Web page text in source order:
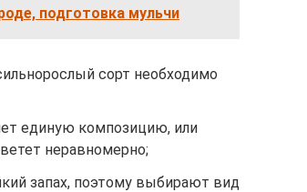
подготовка мульчи
сорт необходимо
единую композицию, или
неравномерно;
запах, поэтому выбирают вид